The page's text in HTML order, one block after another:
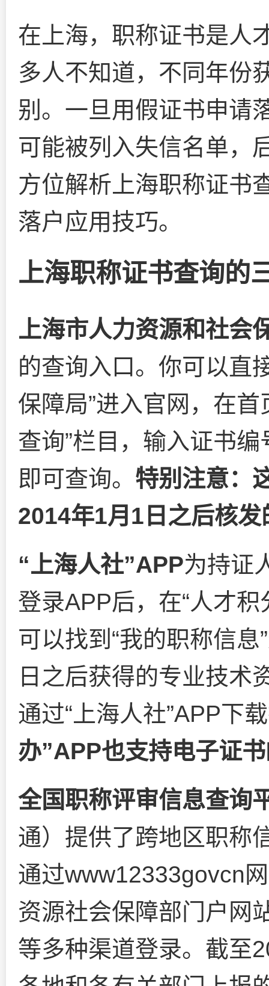
在上海，职称证书是人
多人不知道，不同年份
别。一旦用假证书申请
可能被列入失信名单，
方位解析上海职称证书
落户应用技巧。
上海职称证书查询的
上海市人力资源和社会
的查询入口。你可以直
保障局”进入官网，在首
查询”栏目，输入证书
即可查询。 特别注意：
2014年1月1日之后核发
“上海人社”APP为持证
登录APP后，在“人才
可以找到“我的职称信
日之后获得的专业技术
通过“上海人社”APP下
办”APP也支持电子证
全国职称评审信息查询
通）提供了跨地区职称
通过www12333govcn
资源社会保障部门户网
等多种渠道登录。截至